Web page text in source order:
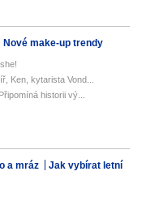
Nové make-up trendy
Ken, kytarista Vond...
historii vý...
a mráz
Jak vybírat letní